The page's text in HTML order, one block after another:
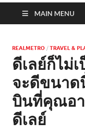
MAIN MENU
REALMETRO / TRAVEL &
ดีเลย์ก็ไม่
จะดีขนาด
บินที่คุณอา
ดีเลย์